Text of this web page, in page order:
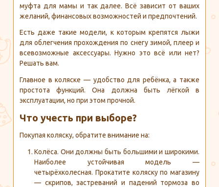
муфта для мамы и так далее. Всё зависит от ваших
желаний, финансовых возможностей и предпочтений.
Есть даже такие модели, к которым крепятся лыжи
для облегчения прохождения по снегу зимой, плеер и
всевозможные аксессуары. Нужно это всё или нет?
Решать вам.
Главное в коляске — удобство для ребёнка, а также
простота функций. Она должна быть лёгкой в
эксплуатации, но при этом прочной.
Что учесть при выборе?
Покупая коляску, обратите внимание на:
Колёса. Они должны быть большими и широкими.
Наиболее устойчивая модель —
четырёхколесная. Прокатите коляску по магазину
— скрипов, застреваний и падений тормоза во